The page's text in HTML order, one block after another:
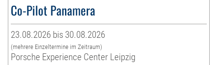
Co-Pilot Panamera
23.08.2026 bis 30.08.2026
(mehrere Einzeltermine im Zeitraum)
Porsche Experience Center Leipzig